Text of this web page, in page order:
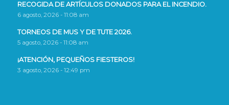
RECOGIDA DE ARTÍCULOS DONADOS PARA EL INCENDIO.
6 agosto, 2026 - 11:08 am
TORNEOS DE MUS Y DE TUTE 2026.
5 agosto, 2026 - 11:08 am
¡ATENCIÓN, PEQUEÑOS FIESTEROS!
3 agosto, 2026 - 12:49 pm